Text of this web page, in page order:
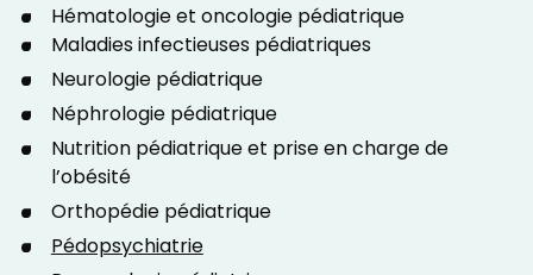
Hématologie et oncologie pédiatrique
Maladies infectieuses pédiatriques
Neurologie pédiatrique
Néphrologie pédiatrique
Nutrition pédiatrique et prise en charge de
l’obésité
Orthopédie pédiatrique
Pédopsychiatrie